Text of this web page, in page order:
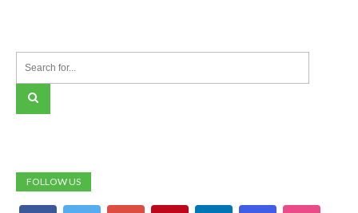
FOLLOW US